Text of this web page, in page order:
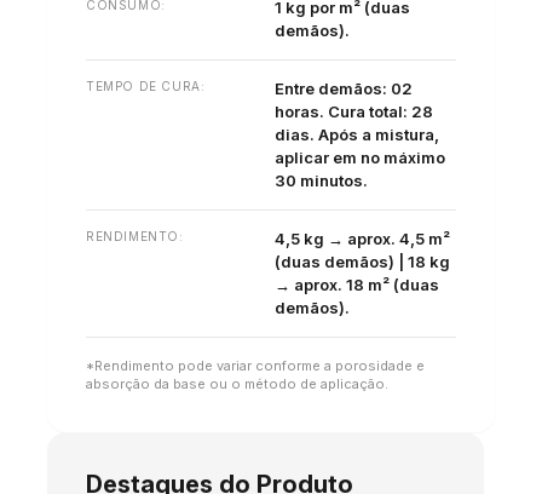
CONSUMO:
1 kg por m² (duas
demãos).
TEMPO DE CURA:
Entre demãos: 02
horas. Cura total: 28
dias. Após a mistura,
aplicar em no máximo
30 minutos.
RENDIMENTO:
4,5 kg → aprox. 4,5 m²
(duas demãos) | 18 kg
→ aprox. 18 m² (duas
demãos).
*Rendimento pode variar conforme a porosidade e
absorção da base ou o método de aplicação.
Destaques do Produto